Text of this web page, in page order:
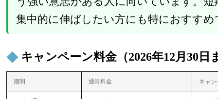
集中的に伸ばしたい方にも特におすすめ
キャンペーン料金（2026年12月30日
期間 通常料金 キャ